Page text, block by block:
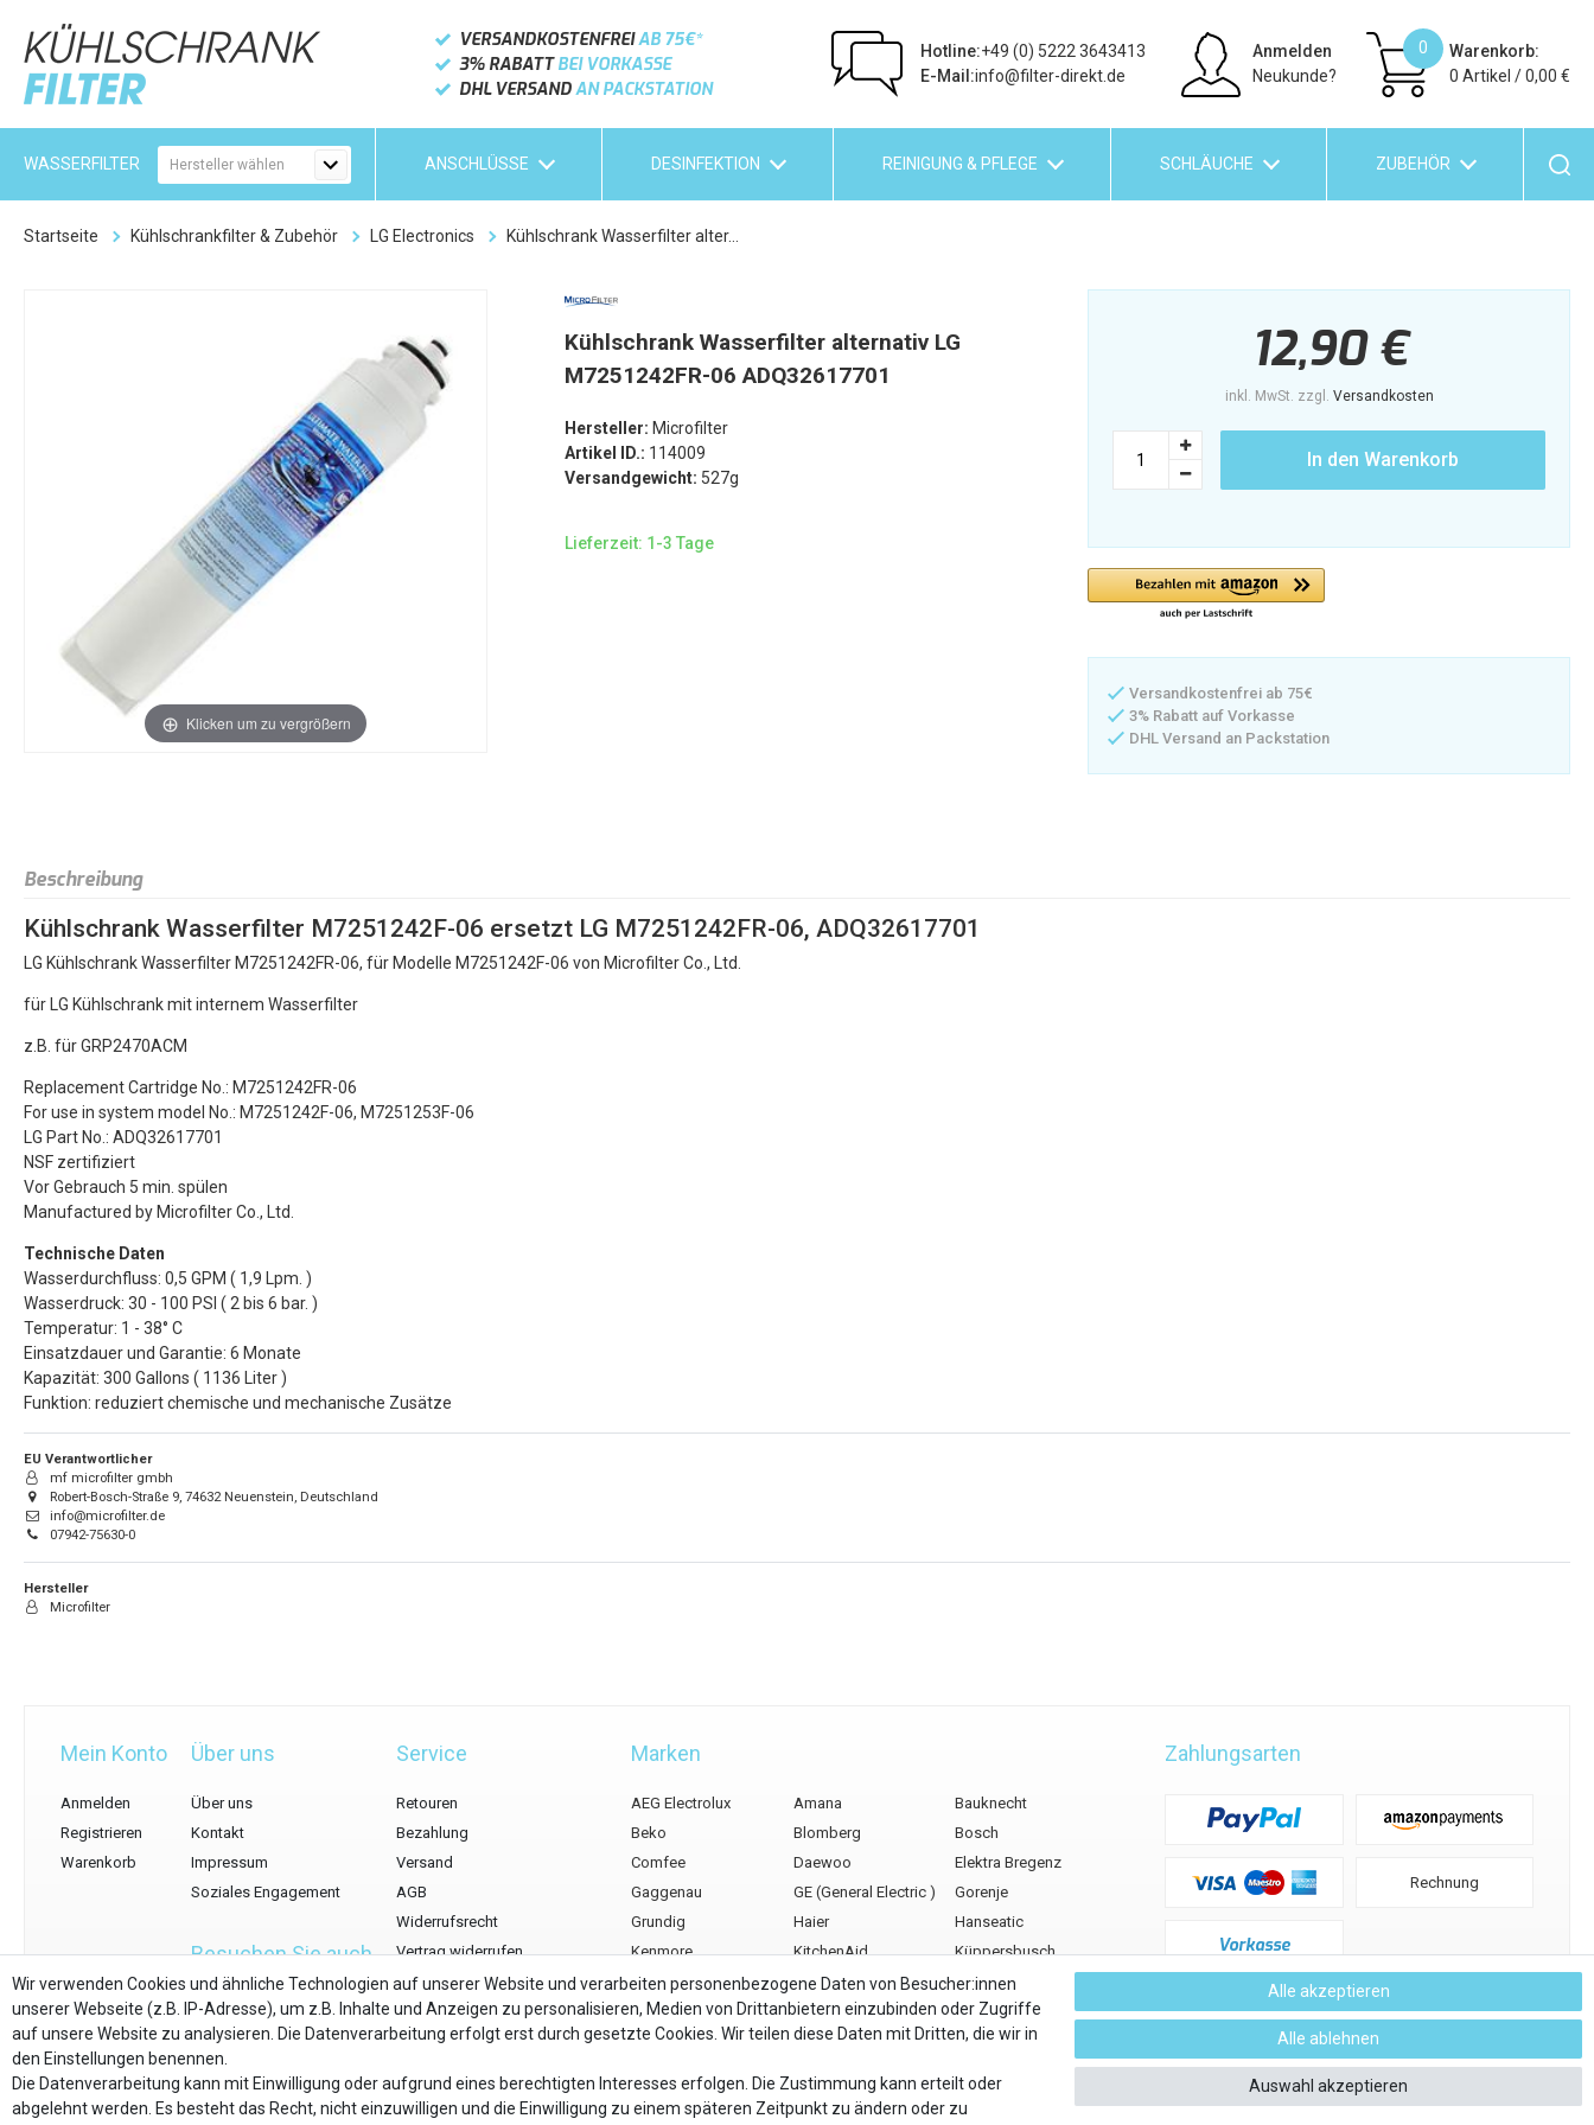
VERSANDKOSTENFREIAB 75€*
3% RABATTBEI VORKASSE
DHL VERSANDAN PACKSTATION
Hotline:+49 (0) 5222 3643413
E-Mail:info@filter-direkt.de
Anmelden
Neukunde?
0
Warenkorb:
0 Artikel 0,00 €
ANSCHLÜSSE REINIGUNG & PFLEGE SCHLÄUCHE ZUBEHÖR
DESINFEKTION
Startseite Kühlschrankfilter & Zubehör LG Electronics Kühlschrank Wasserfilter alter...
Klicken um zu vergrößern
Kühlschrank Wasserfilter alternativ LG
M7251242FR-06 ADQ32617701
Hersteller: Microfilter
Artikel ID.: 114009
Versandgewicht: 527g
Lieferzeit: 1-3 Tage
12,90 €
inkl. MwSt. zzgl. Versandkosten
In den Warenkorb
Versandkostenfrei ab 75€
3% Rabatt auf Vorkasse
DHL Versand an Packstation
Beschreibung
Kühlschrank Wasserfilter M7251242F-06 ersetzt LG M7251242FR-06, ADQ32617701
LG Kühlschrank Wasserfilter M7251242FR-06, für Modelle M7251242F-06 von Microfilter Co., Ltd.
für LG Kühlschrank mit internem Wasserfilter
z.B. für GRP2470ACM
Replacement Cartridge No.: M7251242FR-06
For use in system model No.: M7251242F-06, M7251253F-06
LG Part No.: ADQ32617701
NSF zertifiziert
Vor Gebrauch 5 min. spülen
Manufactured by Microfilter Co., Ltd.
Technische Daten
Wasserdurchfluss: 0,5 GPM ( 1,9 Lpm. )
Wasserdruck: 30 - 100 PSI ( 2 bis 6 bar. )
Temperatur: 1 - 38° C
Einsatzdauer und Garantie: 6 Monate
Kapazität: 300 Gallons ( 1136 Liter )
Funktion: reduziert chemische und mechanische Zusätze
EU Verantwortlicher
mf microfilter gmbh
Robert-Bosch-Straße 9, 74632 Neuenstein, Deutschland
info@microfilter.de
07942-75630-0
Hersteller
Microfilter
Mein Konto
Anmelden
Registrieren
Warenkorb
Über uns
Über uns
Kontakt
Impressum
Soziales Engagement
Besuchen Sie auch
filter-direkt.de
Service
Retouren
Bezahlung
Versand
AGB
Widerrufsrecht
Vertrag widerrufen
Datenschutz
Streitschlichtungsplattform
Marken
Amana
Daewoo
Blomberg
Beko
Bauknecht
Gaggenau
GE (General Electric )
Haier
Liebherr
LG Electronics
Maytag
Neff
Privileg
Samsung
AEG Electrolux
Gorenje
KitchenAid
Miele
Bosch
Wpro
Grundig
Panasonic
Samsung Wasserfilter
Hanseatic
Küppersbusch
Elektra Bregenz
Kenmore
Comfee
Zahlungsarten
Rechnung
Vorkasse
Wir verwenden Cookies und ähnliche Technologien auf unserer Website und verarbeiten personenbezogene Daten von Besucher:innen
unserer Webseite (z.B. IP-Adresse), um z.B. Inhalte und Anzeigen zu personalisieren, Medien von Drittanbietern einzubinden oder Zugriffe
auf unsere Website zu analysieren. Die Datenverarbeitung erfolgt erst durch gesetzte Cookies. Wir teilen diese Daten mit Dritten, die wir in
den Einstellungen benennen.
Die Datenverarbeitung kann mit Einwilligung oder aufgrund eines berechtigten Interesses erfolgen. Die Zustimmung kann erteilt oder
abgelehnt werden. Es besteht das Recht, nicht einzuwilligen und die Einwilligung zu einem späteren Zeitpunkt zu ändern oder zu
Alle akzeptieren
Alle ablehnen
Auswahl akzeptieren